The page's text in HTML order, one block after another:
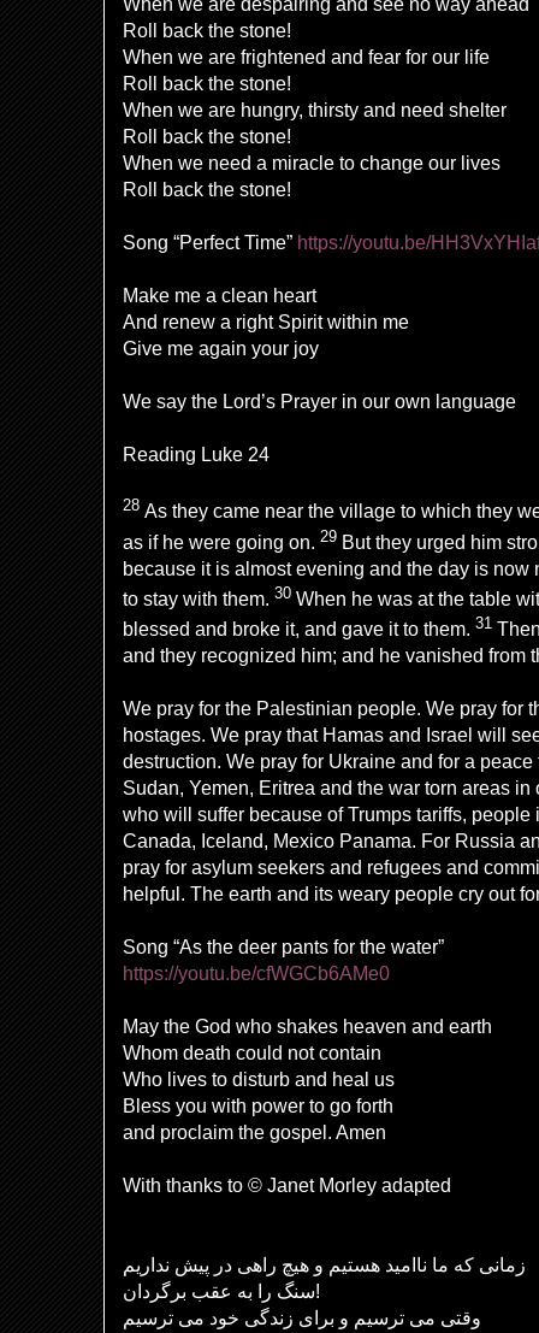
When we are despairing and see no way ahead
Roll back the stone!
When we are frightened and fear for our life
Roll back the stone!
When we are hungry, thirsty and need shelter
Roll back the stone!
When we need a miracle to change our lives
Roll back the stone!
Song “Perfect Time” https://youtu.be/
Make me a clean heart
And renew a right Spirit within me
Give me again your joy
We say the Lord’s Prayer in our own language
Reading Luke 24
28 As they came near the village to which they
as if he were going on. 29 But they urged him
because it is almost evening and the day is now
to stay with them. 30 When he was at the table
blessed and broke it, and gave it to them. 31
and they recognized him; and he vanished from
We pray for the Palestinian people. We pray for
hostages. We pray that Hamas and Israel will
destruction. We pray for Ukraine and for a
Sudan, Yemen, Eritrea and the war torn areas
who will suffer because of Trumps tariffs, people
Canada, Iceland, Mexico Panama. For Russia
pray for asylum seekers and refugees and
helpful. The earth and its weary people cry out
Song “As the deer pants for the water”
https://youtu.be/cfWGCb6AMe0
May the God who shakes heaven and earth
Whom death could not contain
Who lives to disturb and heal us
Bless you with power to go forth
and proclaim the gospel. Amen
With thanks to © Janet Morley adapted
زمانی که ما ناامید هستیم و هیچ راهی در پیش نداریم
سنگ را به عقب برگردان!
وقتی می ترسیم و برای زندگی خود می ترسیم